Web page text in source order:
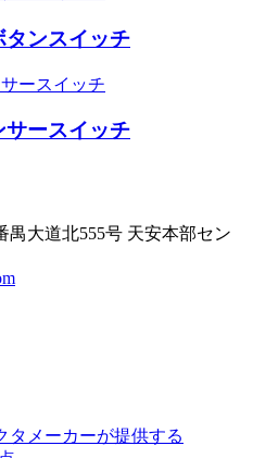
タンスイッチ
ースイッチ
禺大道北555号 天安本部セン